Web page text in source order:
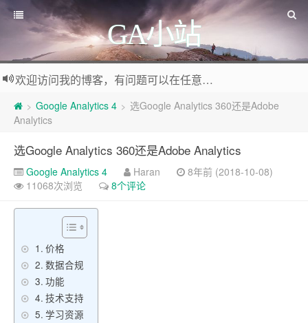
GA小站
欢迎访问我的博客，有问题可以在任意文章底部留言评论
> Google Analytics 4 > 选Google Analytics 360还是Adobe
Analytics
选Google Analytics 360还是Adobe Analytics
Google Analytics 4 Haran
8年前 (2018-10-08)
11068次浏览
8个评论
价格
数据合规
功能
技术支持
学习资源